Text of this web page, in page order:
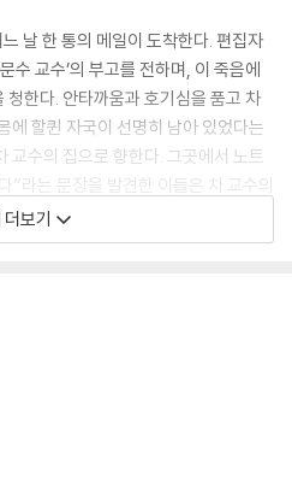
날 한 통의 메일이 도착한다. 편집자
수 교수’의 부고를 전하며, 이 죽음에
한다. 안타까움과 호기심을 품고 차
에 할퀸 자국이 선명히 남아 있었다는
교수의 집으로 향한다. 그곳에서 노트
”라는 문장을 발견한 이들은 차 교수의
신한다. 주술사 ‘발람’까지 합세해 불가
람. 흉담의 강력한 단서가 K시에 있
기, 미신, 도시 괴담, 현대사의 비극
현대사의 비극과 뒤엉키며 밝혀지는
을 서늘하게 들추며 잔혹하고 현실적
다.
보기